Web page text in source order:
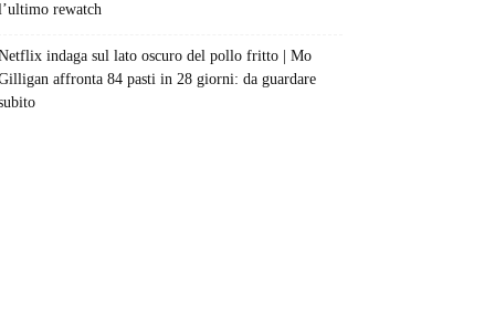
rewatch
indaga sul lato oscuro del pollo fritto | Mo
affronta 84 pasti in 28 giorni: da guardare